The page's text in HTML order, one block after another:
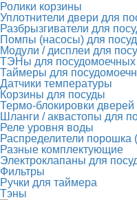
Ролики корзины
Уплотнители двери для
Разбрызгиватели для
Помпы (насосы) для
Модули / дисплеи для
ТЭНы для
Таймеры для
Датчики температуры
Корзины для посуды
Термо-блокировки дверей
Шланги / аквастопы для
Реле уровня воды
Распределители порошка
Разные комплектующие
Электроклапаны для
Фильтры
Ручки для таймера
Тэны